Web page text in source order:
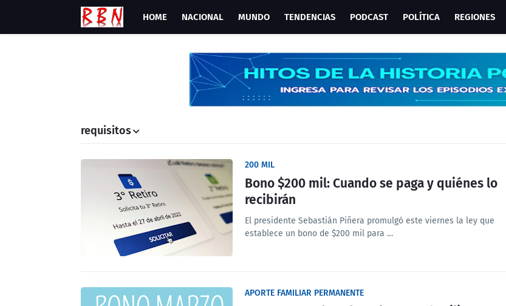
HOME NACIONAL MUNDO TENDENCIAS PODCAST POLÍTICA REGIONES
requisitos
200 MIL
Bono $200 mil: Cuando se paga y quiénes lo
recibirán
El presidente Sebastián Piñera promulgó este viernes la ley que
establece un bono de $200 mil para …
APORTE FAMILIAR PERMANENTE